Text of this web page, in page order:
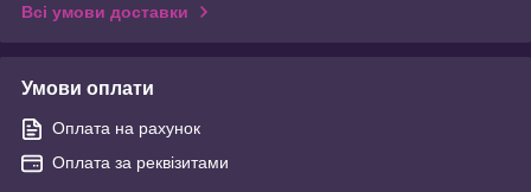
Всі умови доставки
Умови оплати
Оплата на рахунок
Оплата за реквізитами